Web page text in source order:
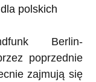
polskich
Berlin-
poprzednie
zajmują się